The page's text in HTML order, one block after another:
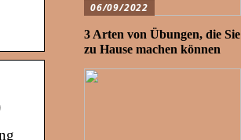
06/09/2022
3 Arten von Übungen, die Sie
zu Hause machen können